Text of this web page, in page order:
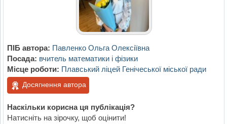
ПІБ автора: Павленко Ольга Олексіївна
Посада: вчитель математики і фізики
Місце роботи: Плавський ліцей Генічеської міської ради
Досягнення автора
Наскільки корисна ця публікація?
Натисніть на зірочку, щоб оцінити!